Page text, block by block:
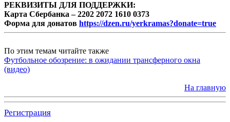
РЕКВИЗИТЫ ДЛЯ ПОДДЕРЖКИ:
Карта Сбербанка – 2202 2072 1610 0373
Форма для донатов https://dzen.ru/yerkramas?donate=true
По этим темам читайте также
Футбольное обозрение: в ожидании трансферного окна
(видео)
На главную
Регистрация